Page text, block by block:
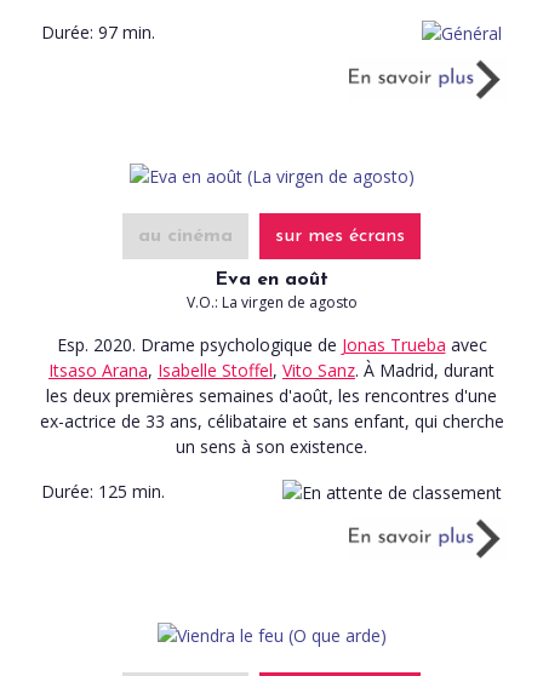
Durée: 97 min.
au cinéma sur mes écrans
Eva en août
V.O.: La virgen de agosto
Esp. 2020. Drame psychologique de Jonas Trueba avec
Itsaso Arana, Isabelle Stoffel, Vito Sanz. À Madrid, durant
les deux premières semaines d'août, les rencontres d'une
ex-actrice de 33 ans, célibataire et sans enfant, qui cherche
un sens à son existence.
Durée: 125 min.